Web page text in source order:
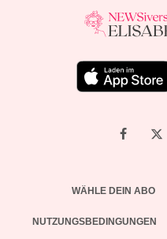
WÄHLE DEIN ABO
NUTZUNGSBEDINGUNGEN